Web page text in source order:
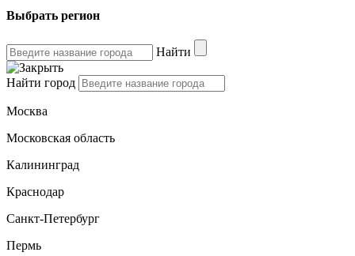
Выбрать регион
Найти
Найти город
Москва
Московская область
Калининград
Краснодар
Санкт-Петербург
Пермь